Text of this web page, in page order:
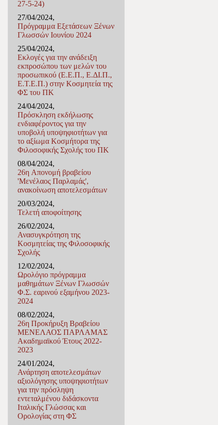
27-5-24)
27/04/2024,
Πρόγραμμα Εξετάσεων Ξένων
Γλωσσών Ιουνίου 2024
25/04/2024,
Εκλογές για την ανάδειξη
εκπροσώπου των μελών του
προσωπικού (Ε.Ε.Π., Ε.ΔΙ.Π.,
Ε.Τ.Ε.Π.) στην Κοσμητεία της
ΦΣ του ΠΚ
24/04/2024,
Πρόσκληση εκδήλωσης
ενδιαφέροντος για την
υποβολή υποψηφιοτήτων για
το αξίωμα Κοσμήτορα της
Φιλοσοφικής Σχολής του ΠΚ
08/04/2024,
26η Απονομή βραβείου
'Μενέλαος Παρλαμάς',
ανακοίνωση αποτελεσμάτων
20/03/2024,
Τελετή αποφοίτησης
26/02/2024,
Ανασυγκρότηση της
Κοσμητείας της Φιλοσοφικής
Σχολής
12/02/2024,
Ωρολόγιο πρόγραμμα
μαθημάτων Ξένων Γλωσσών
Φ.Σ. εαρινού εξαμήνου 2023-
2024
08/02/2024,
26η Προκήρυξη Βραβείου
ΜΕΝΕΛΑΟΣ ΠΑΡΛΑΜΑΣ
Ακαδημαϊκού Έτους 2022-
2023
24/01/2024,
Ανάρτηση αποτελεσμάτων
αξιολόγησης υποψηφιοτήτων
για την πρόσληψη
εντεταλμένου διδάσκοντα
Ιταλικής Γλώσσας και
Ορολογίας στη ΦΣ